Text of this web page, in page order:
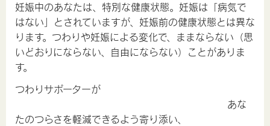
妊娠中のあなたは、特別な健康状態。 妊娠は「病気で
はない」とされていますが、妊娠前の健康状態とは異な
ります。つわりや妊娠による変化で、ままならない（思
いどおりにならない、自由にならない）ことがありま
す。
つわりサポーターが
あな
たのつらさを軽減できるよう寄り添い、